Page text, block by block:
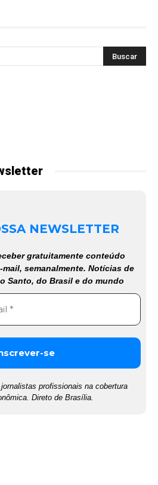
NEWSLETTER
gratuitamente conteúdo
semanalmente. Notícias de
Santo, do Brasil e do mundo
profissionais na cobertura
Direto de Brasília.